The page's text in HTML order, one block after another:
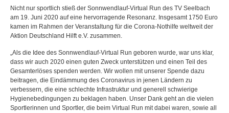
Nicht nur sportlich stieß der Sonnwendlauf-Virtual Run des TV Seelbach
am 19. Juni 2020 auf eine hervorragende Resonanz. Insgesamt 1750 Euro
kamen im Rahmen der Veranstaltung für die Corona-Nothilfe weltweit der
Aktion Deutschland Hilft e.V. zusammen.
„Als die Idee des Sonnwendlauf-Virtual Run geboren wurde, war uns klar,
dass wir auch 2020 einen guten Zweck unterstützen und einen Teil des
Gesamterlöses spenden werden. Wir wollen mit unserer Spende dazu
beitragen, die Eindämmung des Coronavirus in jenen Ländern zu
verbessern, die eine schlechte Infrastruktur und generell schwierige
Hygienebedingungen zu beklagen haben. Unser Dank geht an die vielen
Sportlerinnen und Sportler, die beim Virtual Run mit dabei waren, sowie all